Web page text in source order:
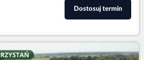
Dostosuj termin